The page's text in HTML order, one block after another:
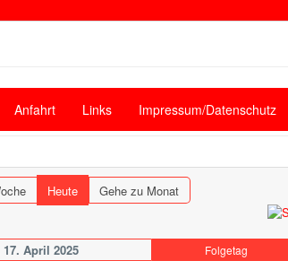
Anfahrt Links Impressum/Datenschutz
Heute Gehe zu Monat
April 2025 Folgetag